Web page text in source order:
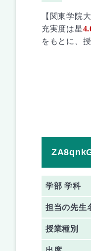
【関東学院
充実度は星
をもとに、
学部 学科
担当の先生
授業種別